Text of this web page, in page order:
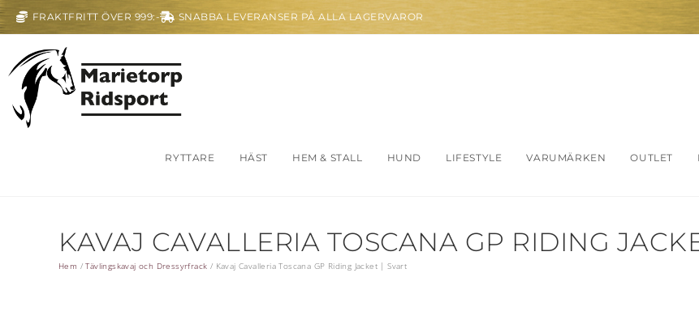
FRAKTFRITT ÖVER 999:- SNABBA LEVERANSER PÅ ALLA LAGERVAROR
RYTTARE HÄST HEM & STALL HUND LIFESTYLE VARUMÄRKEN OUTLET
KAVAJ CAVALLERIA TOSCANA GP RIDING
Hem /Tävlingskavaj och Dressyrfrack / Kavaj Cavalleria Toscana GP Riding Jacket | Svart